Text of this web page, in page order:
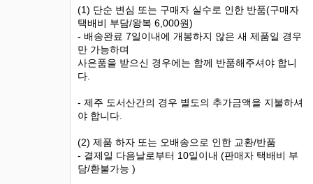
(1) 단순 변심 또는 구매자 실수로 인한 반품(구매자
택배비 부담/왕복 6,000원)
- 배송완료 7일이내에 개봉하지 않은 새 제품일 경우
만 가능하며
사은품을 받으신 경우에는 함께 반품해주셔야 합니
다.
- 제주 도서산간의 경우 별도의 추가금액을 지불하셔
야 합니다.
(2) 제품 하자 또는 오배송으로 인한 교환/반품
- 결제일 다음날로부터 10일이내 (판매자 택배비 부
담/환불가능 )